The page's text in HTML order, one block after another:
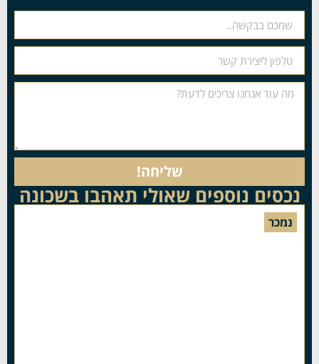
שליחה!
נכסים נוספים שאולי תאהבו בשכונה
נמכר